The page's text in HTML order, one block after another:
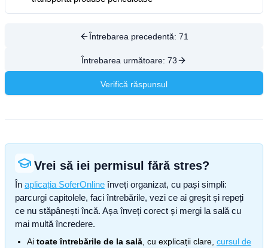
Întrebarea precedentă: 71
Întrebarea următoare: 73
Verifică răspunsul
Vrei să iei permisul fără stres?
În aplicația SoferOnline înveți organizat, cu pași simpli:
parcurgi capitolele, faci întrebările, vezi ce ai greșit și repeți
ce nu stăpânești încă. Așa înveți corect și mergi la sală cu
mai multă încredere.
Ai toate întrebările de la sală , cu explicații clare, cursul de